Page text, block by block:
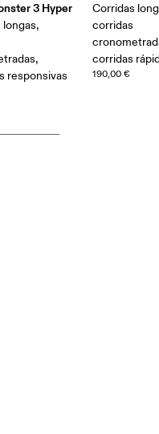
3 Hyper
longas,
responsivas
Corridas
corridas
corridas
190,00 €